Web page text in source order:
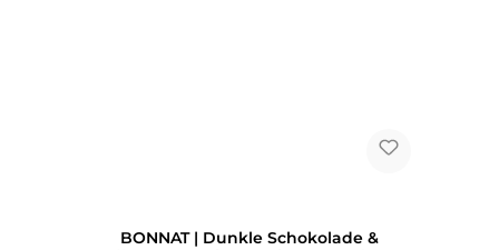
BONNAT | Dunkle Schokolade &